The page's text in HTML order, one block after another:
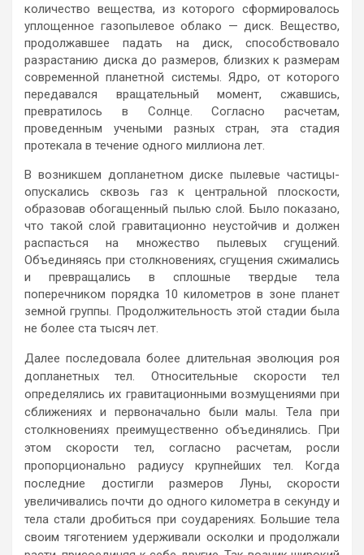
количество вещества, из которого сформировалось
уплощенное газопылевое облако — диск. Вещество,
продолжавшее падать на диск, способствовало
разрастанию диска до размеров, близких к размерам
современной планетной системы. Ядро, от которого
передавался вращательный момент, сжавшись,
превратилось в Солнце. Согласно расчетам,
проведенным учеными разных стран, эта стадия
протекала в течение одного миллиона лет.
В возникшем допланетном диске пылевые частицы-
опускались сквозь газ к центральной плоскости,
образовав обогащенный пылью слой. Было показано,
что такой слой гравитационно неустойчив и должен
распасться на множество пылевых сгущений.
Объединяясь при столкновениях, сгущения сжимались
и превращались в сплошные твердые тела
поперечником порядка 10 километров в зоне планет
земной группы. Продолжительность этой стадии была
не более ста тысяч лет.
Далее последовала более длительная эволюция роя
допланетных тел. Относительные скорости тел
определялись их гравитационными возмущениями при
сближениях и первоначально были малы. Тела при
столкновениях преимущественно объединялись. При
этом скорости тел, согласно расчетам, росли
пропорционально радиусу крупнейших тел. Когда
последние достигли размеров Луны, скорости
увеличивались почти до одного километра в секунду и
тела стали дробиться при соударениях. Большие тела
своим тяготением удерживали осколки и продолжали